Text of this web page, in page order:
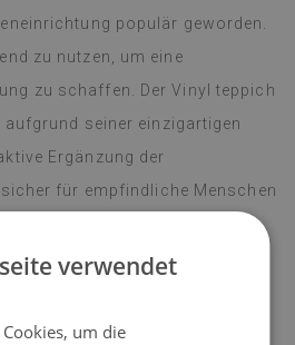
populär geworden.
zu nutzen, um eine
zu schaffen. Der Vinyl teppich
seiner einzigartigen
Ergänzung der
für empfindliche Menschen
reizt oder sensibilisiert. Der
Stil, zu dem ein Vinylteppich
passt.
verwendet
um die